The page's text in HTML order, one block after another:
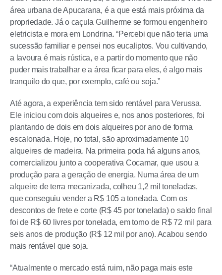
área urbana de Apucarana, é a que está mais próxima da
propriedade. Já o caçula Guilherme se formou engenheiro
eletricista e mora em Londrina. “Percebi que não teria uma
sucessão familiar e pensei nos eucaliptos. Vou cultivando,
a lavoura é mais rústica, e a partir do momento que não
puder mais trabalhar e a área ficar para eles, é algo mais
tranquilo do que, por exemplo, café ou soja.”
Até agora, a experiência tem sido rentável para Verussa.
Ele iniciou com dois alqueires e, nos anos posteriores, foi
plantando de dois em dois alqueires por ano de forma
escalonada. Hoje, no total, são aproximadamente 10
alqueires de madeira. Na primeira poda há alguns anos,
comercializou junto a cooperativa Cocamar, que usou a
produção para a geração de energia. Numa área de um
alqueire de terra mecanizada, colheu 1,2 mil toneladas,
que conseguiu vender a R$ 105 a tonelada. Com os
descontos de frete e corte (R$ 45 por tonelada) o saldo final
foi de R$ 60 livres por tonelada, em torno de R$ 72 mil para
seis anos de produção (R$ 12 mil por ano). Acabou sendo
mais rentável que soja.
“Atualmente o mercado está ruim, não paga mais este